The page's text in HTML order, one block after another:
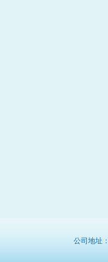
公司地址